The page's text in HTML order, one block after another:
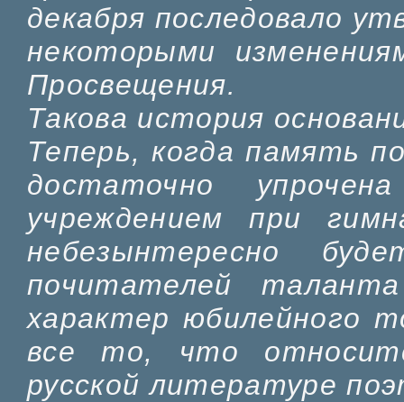
декабря последовало
некоторыми
Просвещения.
Такова история
Теперь, когда память
достаточно
учреждением при
небезынтересно
почитателей
характер юбилейного
все то, что
русской литературе